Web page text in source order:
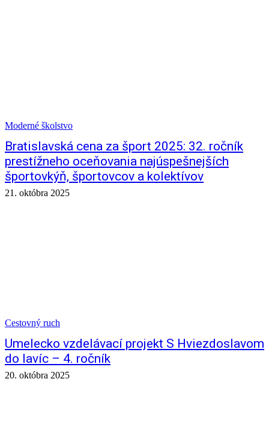
Moderné školstvo
Bratislavská cena za šport 2025: 32. ročník
prestížneho oceňovania najúspešnejších
športovkýň, športovcov a kolektívov
21. októbra 2025
Cestovný ruch
Umelecko vzdelávací projekt S Hviezdoslavom
do lavíc – 4. ročník
20. októbra 2025